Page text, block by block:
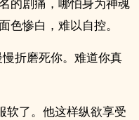
色惨白，难以自控。
折磨死你。难道你真
软了。他这样纵欲享受